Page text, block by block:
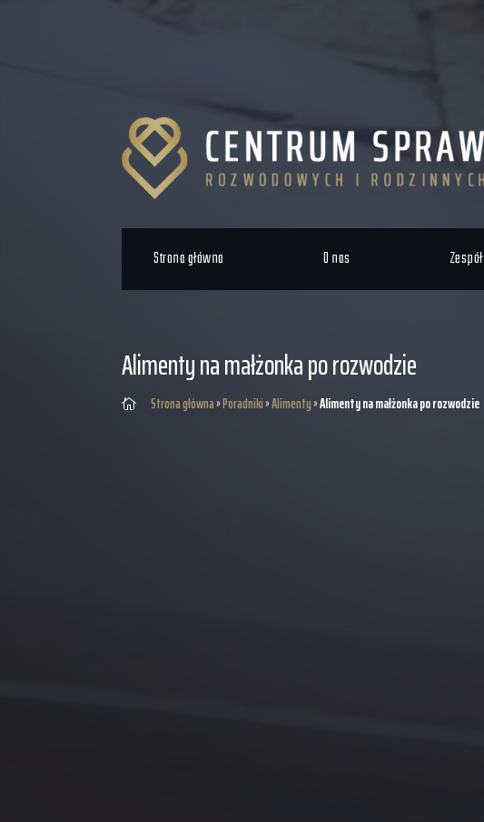
Strona główna O nas Zespół
Alimenty na małżonka po rozwodzie
 Strona główna»Poradniki»Alimenty»Alimenty na małżonka po rozwodzie